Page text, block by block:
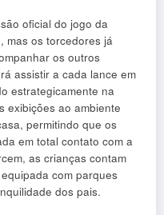
oficial do jogo da
mas os torcedores já
os outros
assistir a cada lance em
estrategicamente na
exibições ao ambiente
permitindo que os
em total contato com a
as crianças contam
com parques
dos pais.